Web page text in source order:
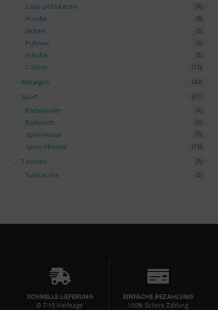
Caps und Mützen (5)
Hoodie (6)
Jacken (2)
Pullover (2)
Schuhe (5)
T-Shirts (10)
Metalgirls (42)
Sport (21)
Badekleider (2)
Badetuch (2)
Sport Hosen (7)
Sport Oberteil (10)
Taschen (3)
Turntasche (2)
SCHNELLE LIEFERUNG
Ø 7-10 Werktage
EINFACHE BEZAHLUNG
100% Sichere Zahlung